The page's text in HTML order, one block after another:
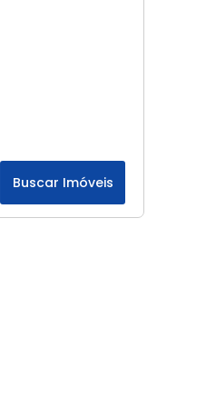
Buscar Imóveis